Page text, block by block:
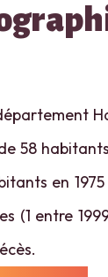
58
en
(1 entre